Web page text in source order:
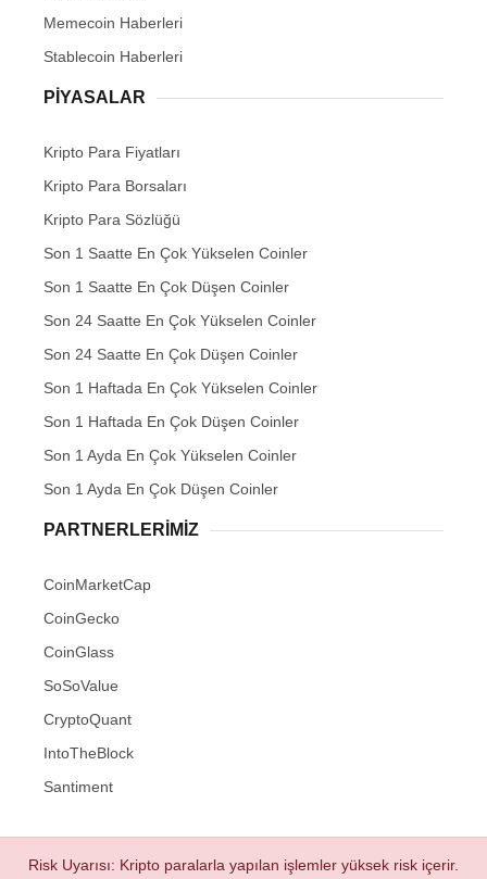
Memecoin Haberleri
Stablecoin Haberleri
PIYASALAR
Kripto Para Fiyatları
Kripto Para Borsaları
Kripto Para Sözlüğü
Son 1 Saatte En Çok Yükselen Coinler
Son 1 Saatte En Çok Düşen Coinler
Son 24 Saatte En Çok Yükselen Coinler
Son 24 Saatte En Çok Düşen Coinler
Son 1 Haftada En Çok Yükselen Coinler
Son 1 Haftada En Çok Düşen Coinler
Son 1 Ayda En Çok Yükselen Coinler
Son 1 Ayda En Çok Düşen Coinler
PARTNERLERIMIZ
CoinMarketCap
CoinGecko
CoinGlass
SoSoValue
CryptoQuant
IntoTheBlock
Santiment
Risk Uyarısı: Kripto paralarla yapılan işlemler yüksek risk içerir.